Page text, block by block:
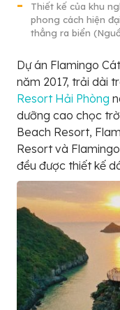
Thiết kế của khu
phong cách hiện
thẳng ra biển
Dự án Flamingo
năm 2017, trải dài
Resort Hải Phòng
dưỡng cao chọc
Beach Resort,
Resort và
đều được thiết kế